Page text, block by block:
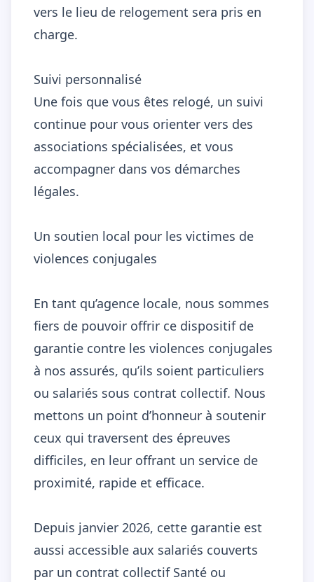
vers le lieu de relogement sera pris en
charge.
Suivi personnalisé
Une fois que vous êtes relogé, un suivi
continue pour vous orienter vers des
associations spécialisées, et vous
accompagner dans vos démarches
légales.
Un soutien local pour les victimes de
violences conjugales
En tant qu’agence locale, nous sommes
fiers de pouvoir offrir ce dispositif de
garantie contre les violences conjugales
à nos assurés, qu’ils soient particuliers
ou salariés sous contrat collectif. Nous
mettons un point d’honneur à soutenir
ceux qui traversent des épreuves
difficiles, en leur offrant un service de
proximité, rapide et efficace.
Depuis janvier 2026, cette garantie est
aussi accessible aux salariés couverts
par un contrat collectif Santé ou